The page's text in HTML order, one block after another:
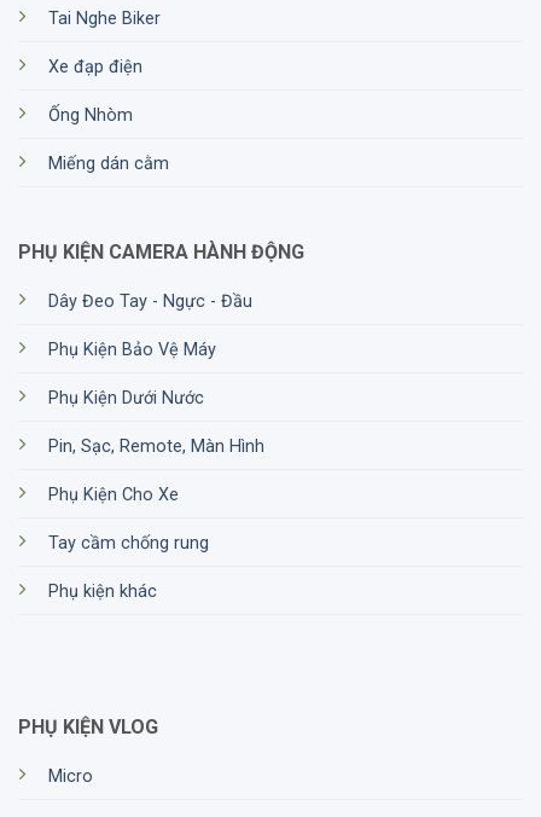
Tai Nghe Biker
Xe đạp điện
Ống Nhòm
Miếng dán cằm
PHỤ KIỆN CAMERA HÀNH ĐỘNG
Dây Đeo Tay - Ngực - Đầu
Phụ Kiện Bảo Vệ Máy
Phụ Kiện Dưới Nước
Pin, Sạc, Remote, Màn Hình
Phụ Kiện Cho Xe
Tay cầm chống rung
Phụ kiện khác
PHỤ KIỆN VLOG
Micro